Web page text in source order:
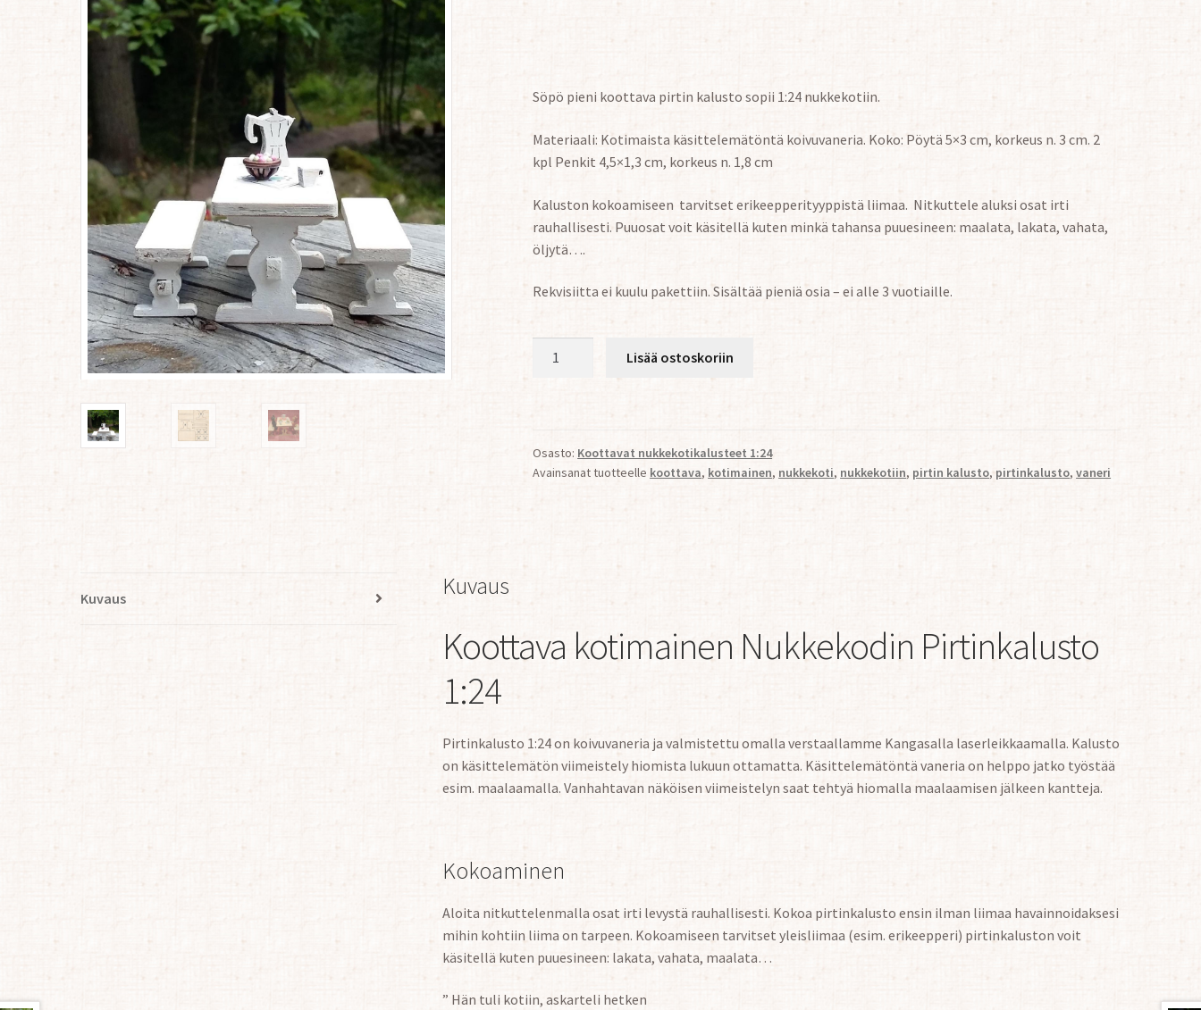
Söpö pieni koottava pirtin kalusto sopii 1:24 nukkekotiin.
Materiaali: Kotimaista käsittelemätöntä koivuvaneria. Koko: Pöytä 5×3 cm, korkeus n. 3 cm. 2
kpl Penkit 4,5×1,3 cm, korkeus n. 1,8 cm
Kaluston kokoamiseen tarvitset erikeepperityyppistä liimaa. Nitkuttele aluksi osat irti
rauhallisesti. Puuosat voit käsitellä kuten minkä tahansa puuesineen: maalata, lakata, vahata,
öljytä….
Rekvisiitta ei kuulu pakettiin. Sisältää pieniä osia – ei alle 3 vuotiaille.
Lisää ostoskoriin
Osasto: Koottavat nukkekotikalusteet 1:24
Avainsanat tuotteelle koottava, kotimainen, nukkekoti, nukkekotiin, pirtin kalusto, pirtinkalusto,vaneri
Kuvaus Kuvaus
Koottava kotimainen Nukkekodin Pirtinkalusto
1:24
Pirtinkalusto 1:24 on koivuvaneria ja valmistettu omalla verstaallamme Kangasalla laserleikkaamalla. Kalusto
on käsittelemätön viimeistely hiomista lukuun ottamatta. Käsittelemätöntä vaneria on helppo jatko työstää
esim. maalaamalla. Vanhahtavan näköisen viimeistelyn saat tehtyä hiomalla maalaamisen jälkeen kantteja.
Kokoaminen
Aloita nitkuttelenmalla osat irti levystä rauhallisesti. Kokoa pirtinkalusto ensin ilman liimaa havainnoidaksesi
mihin kohtiin liima on tarpeen. Kokoamiseen tarvitset yleisliimaa (esim. erikeepperi) pirtinkaluston voit
käsitellä kuten puuesineen: lakata, vahata, maalata…
” Hän tuli kotiin, askarteli hetken